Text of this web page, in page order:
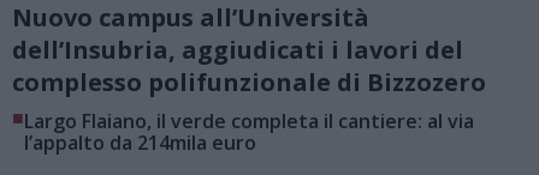
Nuovo campus all’Università
dell’Insubria, aggiudicati i lavori del
complesso polifunzionale di Bizzozero
■Largo Flaiano, il verde completa il cantiere: al via
l’appalto da 214mila euro